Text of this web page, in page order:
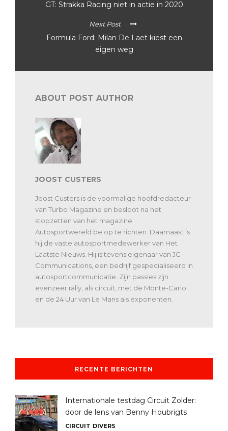
GT: Strakka Racing niet in actie in 2020
Next Post
Formula Ford: Milan De Laet kiest een
eigen weg
ABOUT POST AUTHOR
JOOST CUSTERS
Joost Custers is de voormalige hoofdredacteur
van Turbo Magazine en besloot na het
stopzetten van het magazine
Autosportwereld.be op te richten. Daarnaast is
hij de vaste autosportmedewerker van Het
Laatste Nieuws. Hij is tevens eigenaar van JC-
Communications, een bedrijf gespecialiseerd in
autosportcommunicatie. Zijn passies zijn
evenzeer rally, als circuit, met de Monte-Carlo
en de 24 Uur van Le Mans als exponenten.
RECENTE BERICHTEN
Internationale testdag Circuit Zolder:
door de lens van Benny Houbrigts
CIRCUIT DIVERS